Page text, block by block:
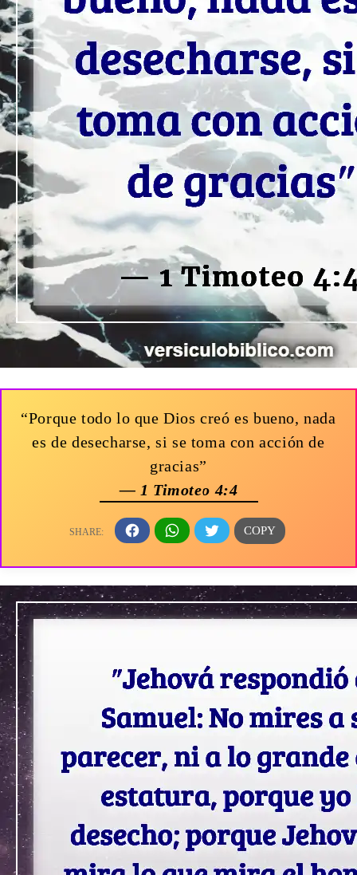
“Porque todo lo que Dios creó es bueno, nada
es de desecharse, si se toma con acción de
gracias”
— 1 Timoteo 4:4